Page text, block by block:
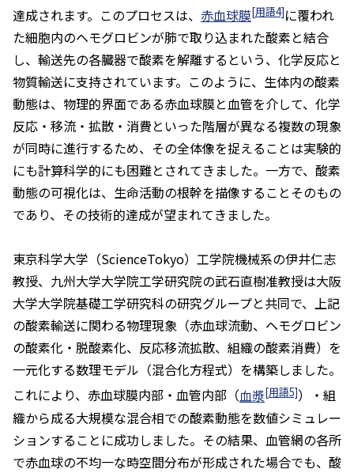
達成されます。このプロセスは、 赤血球膜[用語4]に覆われ
た細胞内のヘモグロビンが肺で取り込まれた酸素と結合
し、輸送先の各臓器で酸素を解離するという、化学反応と
物質輸送に支持されています。このように、生体内の酸素
動態は、物理的界面である赤血球膜と血管を介して、化学
反応・移流・拡散・消費といった階層が異なる複数の現象
が同時に進行するため、その全体像を捉えることは実験的
にも計算科学的にも困難とされてきました。一方で、酸素
動態の可視化は、生命活動の根幹を描像することそのもの
であり、その技術的達成が望まれてきました。
東京科学大学（ScienceTokyo）工学院機械系の伊井仁志
教授、九州大学大学院工学研究院の武石直樹准教授は大阪
大学大学院基礎工学研究科の研究グループと共同で、上記
の酸素輸送に関わる物理現象（赤血球流動、ヘモグロビン
の酸素化・脱酸素化、反応移流拡散、組織の酸素消費）を
一元化する数理モデル（混合化方程式）を構築しました。
これにより、赤血球膜内部・血管内部（血漿[用語5]）・組
織から成る大規模な混合相での酸素動態を数値シミュレー
ションすることに成功しました。その結果、血管網の各所
で赤血球の不均一な時空間分布が形成された場合でも、酸